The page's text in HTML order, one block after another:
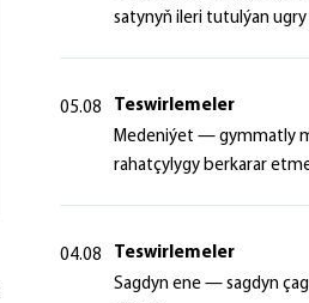
sa­ty­nyň ile­ri tu­tul­ýan ug­ry
05.08
Teswirlemeler
Me­de­ni­ýet — gym­mat­ly
ra­hat­çy­ly­gy ber­ka­rar
04.08
Teswirlemeler
Sagdyn ene — sagdyn